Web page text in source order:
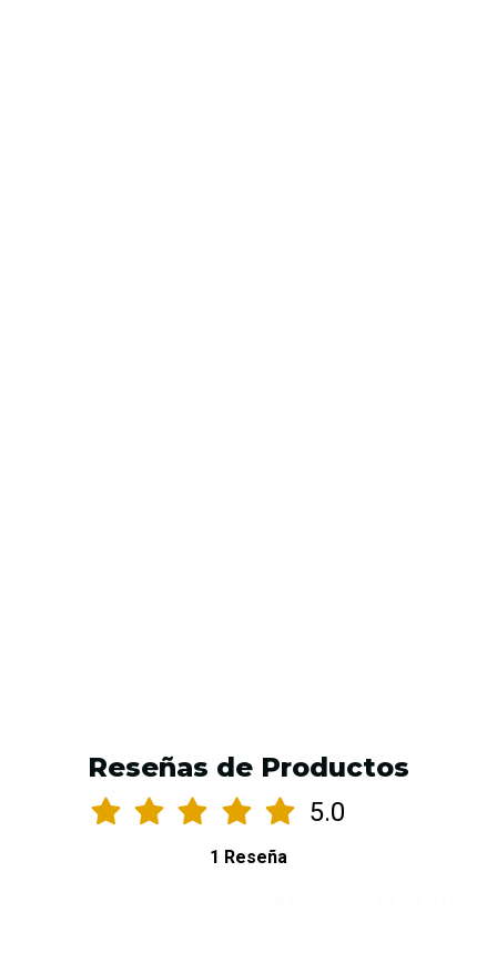
Reseñas de Productos
5.0
1 Reseña